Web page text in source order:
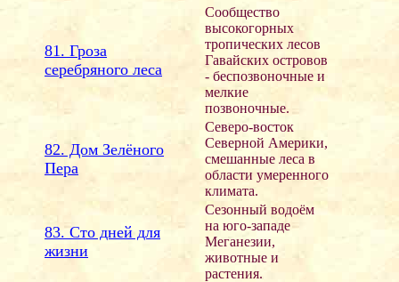
81. Гроза
серебряного леса
Сообщество
высокогорных
тропических лесов
Гавайских островов
- беспозвоночные и
мелкие
позвоночные.
82. Дом Зелёного
Пера
Северо-восток
Северной Америки,
смешанные леса в
области умеренного
климата.
83. Сто дней для
жизни
Сезонный водоём
на юго-западе
Меганезии,
животные и
растения.